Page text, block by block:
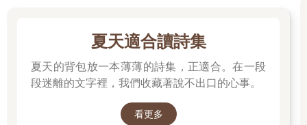
「啊？」靖子拿著茶杯，身體向後仰。
「因為妳昨天不是休假嗎？結果那個老師沒有來，他每天都來，
只有妳不在的時候不來，妳不覺得很奇怪嗎？」
「只是巧合而已。」
夏天適合讀詩集
夏天的背包放一本薄薄的詩集，正適合。在一段
段迷離的文字裡，我們收藏著說不出口的心事。
看更多